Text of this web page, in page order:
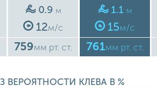
0.9 м
12м/с
759мм рт. ст.
1.1 м
15м/с
761мм рт. ст.
ВЕРОЯТНОСТИ КЛЕВА В %